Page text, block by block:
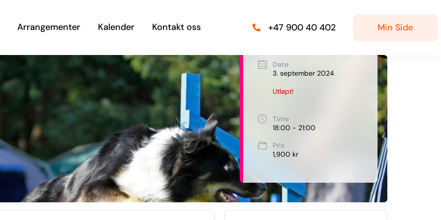
Arrangementer Kalender Kontakt oss +47 900 40 402 Min Side
Date
3. september 2024
Utløpt!
Time
18:00 - 21:00
Pris
1,900 kr